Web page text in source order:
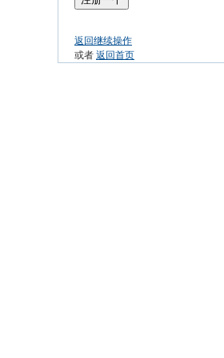
返回继续操作
或者 返回首页